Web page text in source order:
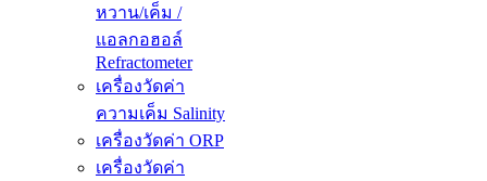
หวาน/เค็ม /
แอลกอฮอล์
Refractometer
เครื่องวัดค่า
ความเค็ม Salinity
เครื่องวัดค่า ORP
เครื่องวัดค่า